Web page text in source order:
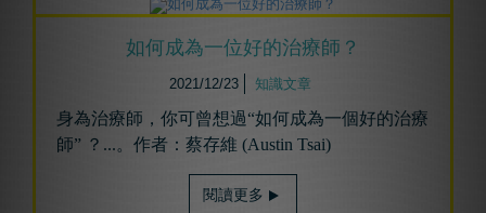
如何成為⼀位好的治療師？
2021/12/23 知識文章
身為治療師，你可曾想過“如何成為一個好的治療
師” ？...。作者：蔡存維 (Austin Tsai)
閱讀更多